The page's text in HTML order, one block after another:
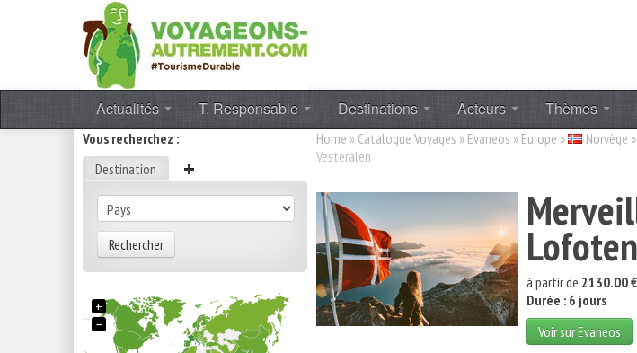
Actualités T. Responsable Destinations Acteurs Thèmes
Vous recherchez :
Destination
Rechercher
+
−
Home » Catalogue Voyages » Evaneos » Europe » Norvège »
Vesteralen
à partir de 2130.00 €
Durée : 6 jours
Voir sur Evaneos